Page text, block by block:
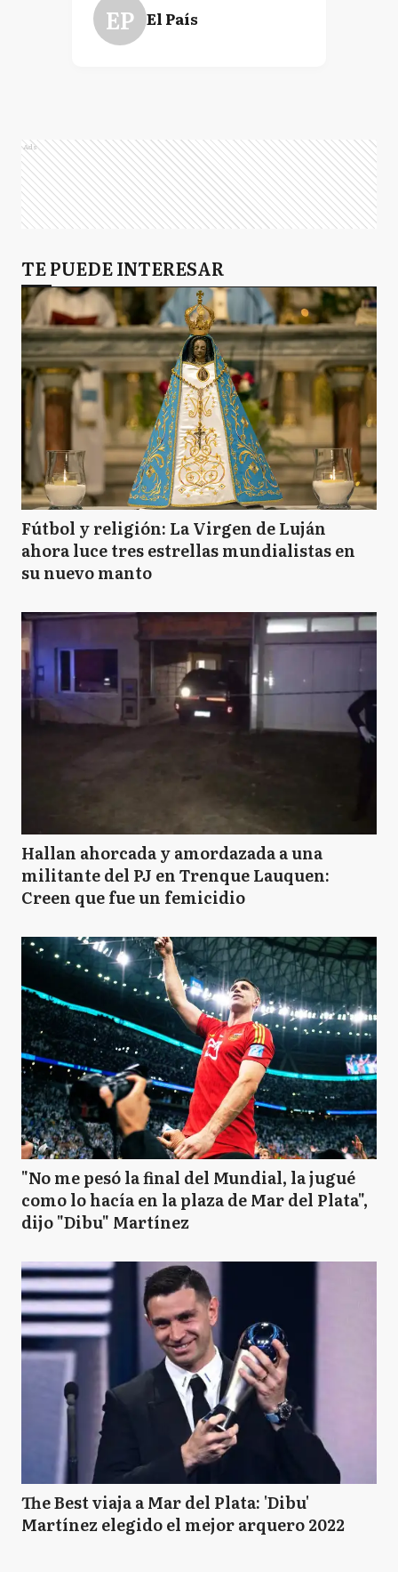
EP El País
Ads
TE PUEDE INTERESAR
Fútbol y religión: La Virgen de Luján
ahora luce tres estrellas mundialistas en
su nuevo manto
Hallan ahorcada y amordazada a una
militante del PJ en Trenque Lauquen:
Creen que fue un femicidio
"No me pesó la final del Mundial, la jugué
como lo hacía en la plaza de Mar del Plata",
dijo "Dibu" Martínez
The Best viaja a Mar del Plata: 'Dibu'
Martínez elegido el mejor arquero 2022